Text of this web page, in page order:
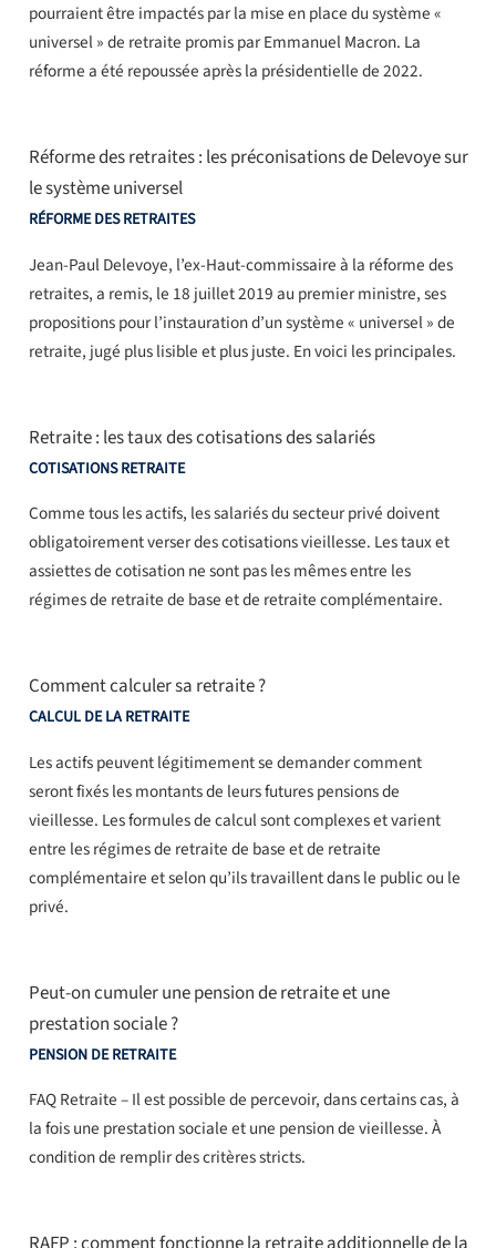
pourraient être impactés par la mise en place du système «
universel » de retraite promis par Emmanuel Macron. La
réforme a été repoussée après la présidentielle de 2022.
Réforme des retraites : les préconisations de Delevoye sur
le système universel
RÉFORME DES RETRAITES
Jean-Paul Delevoye, l’ex-Haut-commissaire à la réforme des
retraites, a remis, le 18 juillet 2019 au premier ministre, ses
propositions pour l’instauration d’un système « universel » de
retraite, jugé plus lisible et plus juste. En voici les principales.
Retraite : les taux des cotisations des salariés
COTISATIONS RETRAITE
Comme tous les actifs, les salariés du secteur privé doivent
obligatoirement verser des cotisations vieillesse. Les taux et
assiettes de cotisation ne sont pas les mêmes entre les
régimes de retraite de base et de retraite complémentaire.
Comment calculer sa retraite ?
CALCUL DE LA RETRAITE
Les actifs peuvent légitimement se demander comment
seront fixés les montants de leurs futures pensions de
vieillesse. Les formules de calcul sont complexes et varient
entre les régimes de retraite de base et de retraite
complémentaire et selon qu’ils travaillent dans le public ou le
privé.
Peut-on cumuler une pension de retraite et une
prestation sociale ?
PENSION DE RETRAITE
FAQ Retraite – Il est possible de percevoir, dans certains cas, à
la fois une prestation sociale et une pension de vieillesse. À
condition de remplir des critères stricts.